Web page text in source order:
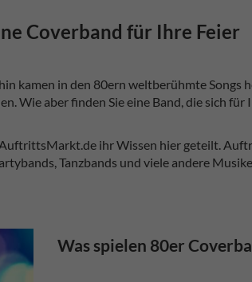
Coverband für Ihre Feier
kamen in den 80ern weltberühmte Songs
Wie aber finden Sie eine Band, die sich
ihr Wissen hier geteilt.
Tanzbands und viele andere
Was spielen 80er